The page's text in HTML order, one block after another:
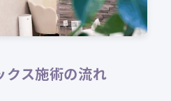
クス施術の流れ